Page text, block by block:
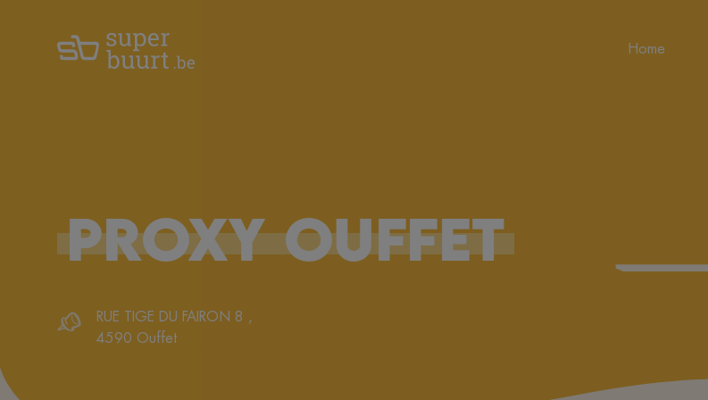
Home
PROXY OUFFET
RUE TIGE DU FAIRON 8 ,
4590 Ouffet